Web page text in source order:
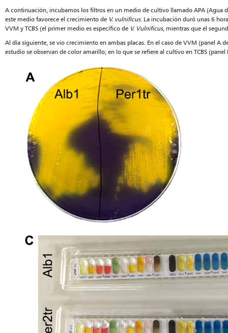
A continuación, incubamos los filtros en un medio de cultivo llamado APA (Agua
este medio favorece el crecimiento de V. vulnificus. La incubación duró unas 6
VVM y TCBS (el primer medio es específico de V. Vulnificus, mientras que el
Al día siguiente, se vio crecimiento en ambas placas. En el caso de VVM (panel A
estudio se observan de color amarillo; en lo que se refiere al cultivo en TCBS